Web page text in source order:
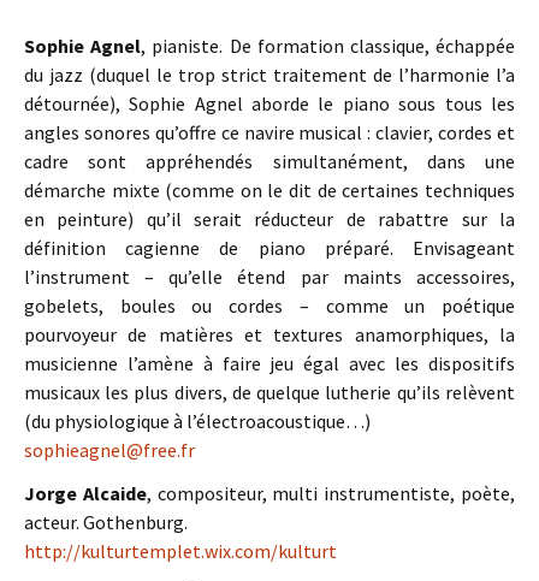
Sophie Agnel, pianiste. De formation classique, échappée
du jazz (duquel le trop strict traitement de l’harmonie l’a
détournée), Sophie Agnel aborde le piano sous tous les
angles sonores qu’offre ce navire musical : clavier, cordes et
cadre sont appréhendés simultanément, dans une
démarche mixte (comme on le dit de certaines techniques
en peinture) qu’il serait réducteur de rabattre sur la
définition cagienne de piano préparé. Envisageant
l’instrument – qu’elle étend par maints accessoires,
gobelets, boules ou cordes – comme un poétique
pourvoyeur de matières et textures anamorphiques, la
musicienne l’amène à faire jeu égal avec les dispositifs
musicaux les plus divers, de quelque lutherie qu’ils relèvent
(du physiologique à l’électroacoustique…)
sophieagnel@free.fr
Jorge Alcaide, compositeur, multi instrumentiste, poète,
acteur. Gothenburg.
http://kulturtemplet.wix.com/kulturt